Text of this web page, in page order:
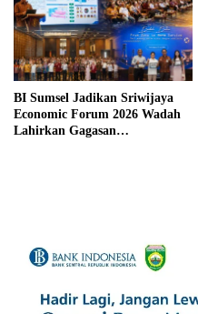
BI Sumsel Jadikan Sriwijaya
Economic Forum 2026 Wadah
Lahirkan Gagasan